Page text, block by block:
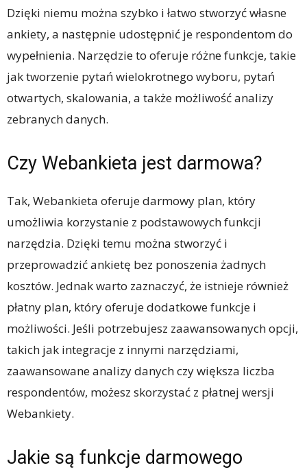
Dzięki niemu można szybko i łatwo stworzyć własne
ankiety, a następnie udostępnić je respondentom do
wypełnienia. Narzędzie to oferuje różne funkcje, takie
jak tworzenie pytań wielokrotnego wyboru, pytań
otwartych, skalowania, a także możliwość analizy
zebranych danych.
Czy Webankieta jest darmowa?
Tak, Webankieta oferuje darmowy plan, który
umożliwia korzystanie z podstawowych funkcji
narzędzia. Dzięki temu można stworzyć i
przeprowadzić ankietę bez ponoszenia żadnych
kosztów. Jednak warto zaznaczyć, że istnieje również
płatny plan, który oferuje dodatkowe funkcje i
możliwości. Jeśli potrzebujesz zaawansowanych opcji,
takich jak integracje z innymi narzędziami,
zaawansowane analizy danych czy większa liczba
respondentów, możesz skorzystać z płatnej wersji
Webankiety.
Jakie są funkcje darmowego